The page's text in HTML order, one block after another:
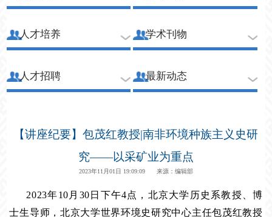
人才培养 学术刊物
人才招聘 最新动态
【讲座纪要】包茂红教授|南非环境种族主义史研
究——以采矿业为重点
2023年11月01日 19:09:09 来源：编辑部
2023年10月30日下午4点，北京大学历史系教授、博
士生导师，北京大学世界环境史研究中心主任包茂红教授